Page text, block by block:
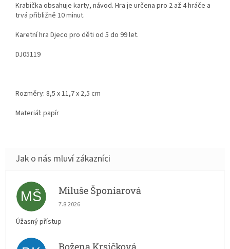
Krabička obsahuje karty, návod. Hra je určena pro 2 až 4 hráče a
trvá přibližně 10 minut.
Karetní hra Djeco pro děti od 5 do 99 let.
DJ05119
Rozměry: 8,5 x 11,7 x 2,5 cm
Materiál: papír
MŠ Miluše Šponiarová
Hodnocení obchodu je 5 z 5 hvězdiček.
7.8.2026
Úžasný přístup
Božena Krsičková